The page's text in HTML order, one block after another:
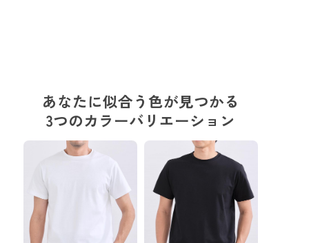
あなたに似合う色が見つかる
3つのカラーバリエーション